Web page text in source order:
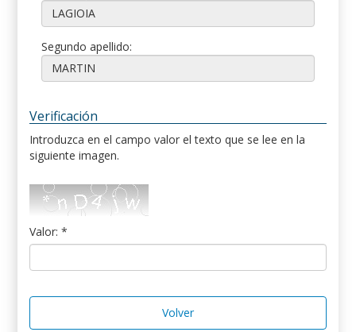
Segundo apellido:
Verificación
Introduzca en el campo valor el texto que se lee en la
siguiente imagen.
Valor: *
Volver